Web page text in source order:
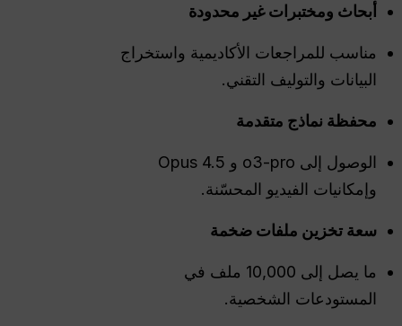
أبحاث ومختبرات غير محدودة
مناسب للمراجعات الأكاديمية واستخراج
البيانات والتوليف التقني.
محفظة نماذج متقدمة
الوصول إلى o3-pro و Opus 4.5
وإمكانيات الفيديو المحسّنة.
سعة تخزين ملفات ضخمة
ما يصل إلى 10,000 ملف في
المستودعات الشخصية.